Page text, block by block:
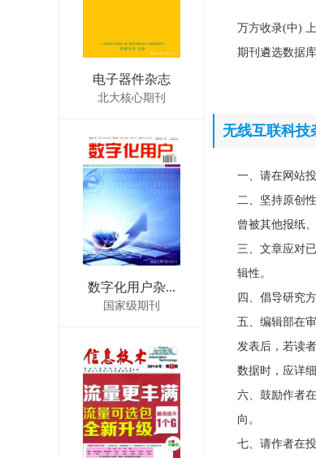
电子器件杂志
北大核心期刊
数字化用户杂...
国家级期刊
万方收录(中)
期刊遴选数据库
无线互联科技
一、请在网站
二、坚持原创
曾被其他报纸
三、文章应对
辑性。
四、倡导研究
五、编辑部在
发表后，若读
数据时，应详
六、鼓励作者
向。
七、请作者在